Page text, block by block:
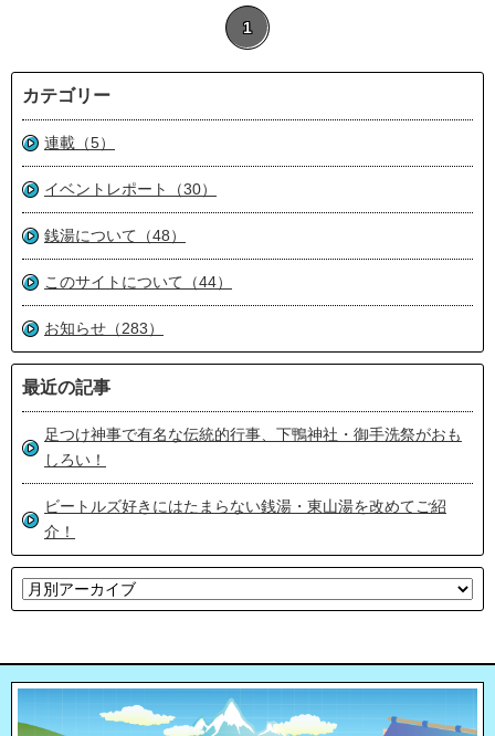
1
カテゴリー
連載（5）
イベントレポート（30）
銭湯について（48）
このサイトについて（44）
お知らせ（283）
最近の記事
足つけ神事で有名な伝統的行事、下鴨神社・御手洗祭がおも
しろい！
ビートルズ好きにはたまらない銭湯・東山湯を改めてご紹
介！